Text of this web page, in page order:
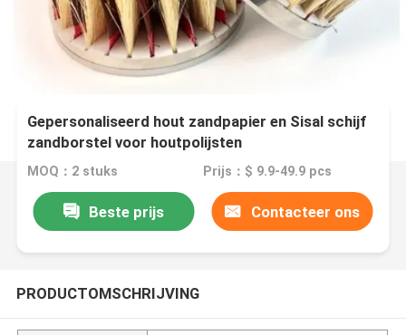
Gepersonaliseerd hout zandpapier en Sisal schijf
zandborstel voor houtpolijsten
MOQ：2 stuks Prijs：$ 9.9-49.9 pcs
Beste prijs Contacteer ons
PRODUCTOMSCHRIJVING